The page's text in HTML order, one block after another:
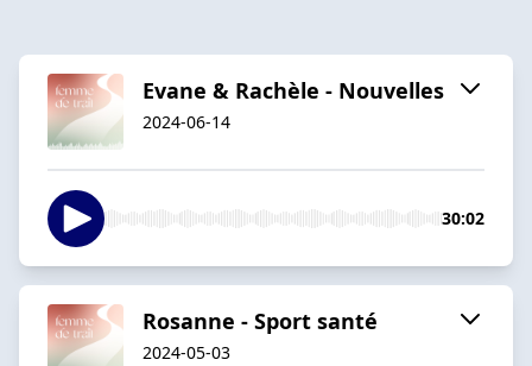
Evane & Rachèle - Nouvelles
2024-06-14
30:02
Rosanne - Sport santé
2024-05-03